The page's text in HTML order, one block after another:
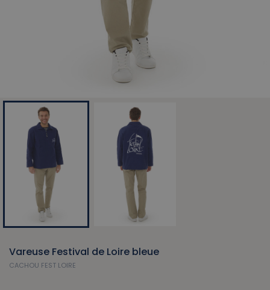
Vareuse Festival de Loire bleue
CACHOU FEST LOIRE